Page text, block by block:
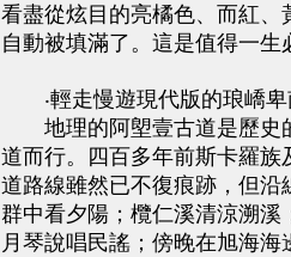
看盡從炫目的亮橘色、而紅
自動被填滿了。這是值得一生
‧輕走慢遊現代版的琅嶠卑
地理的阿塱壹古道是歷史
道而行。四百多年前斯卡羅
道路線雖然已不復痕跡，但
群中看夕陽；欖仁溪清涼溯
月琴說唱民謠；傍晚在旭海